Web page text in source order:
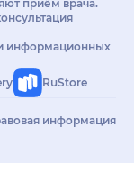
приём врача.
информационных
RuStore
информация